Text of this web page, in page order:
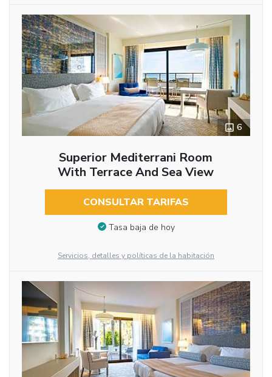
6
Superior Mediterrani Room
With Terrace And Sea View
CONSULTAR TARIFAS
Tasa baja de hoy
Servicios, detalles y políticas de la habitación